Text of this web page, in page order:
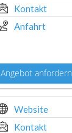
Kontakt
Anfahrt
Angebot anfordern
Website
Kontakt